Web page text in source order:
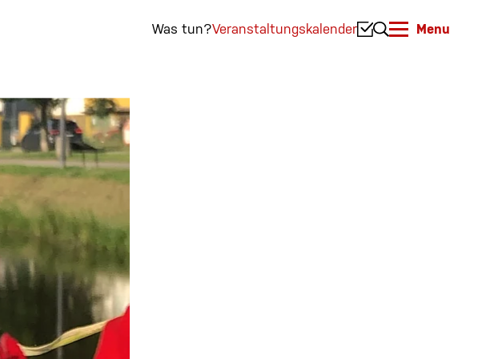
Was tun?Veranstaltungskalender Menu